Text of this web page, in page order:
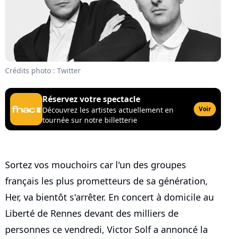
Crédits photo : Twitter
Réservez votre spectacle
Découvrez les artistes actuellement en
tournée sur notre billetterie
Voir
Sortez vos mouchoirs car l'un des groupes
français les plus prometteurs de sa génération,
Her, va bientôt s'arrêter. En concert à domicile au
Liberté de Rennes devant des milliers de
personnes ce vendredi, Victor Solf a annoncé la